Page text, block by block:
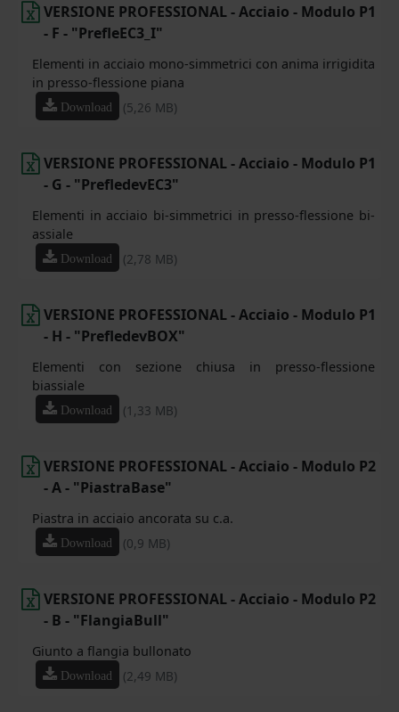
VERSIONE PROFESSIONAL - Acciaio - Modulo P1
- F - "PrefleEC3_I"
Elementi in acciaio mono-simmetrici con anima irrigidita
in presso-flessione piana
Download (5,26 MB)
VERSIONE PROFESSIONAL - Acciaio - Modulo P1
- G - "PrefledevEC3"
Elementi in acciaio bi-simmetrici in presso-flessione bi-
assiale
Download (2,78 MB)
VERSIONE PROFESSIONAL - Acciaio - Modulo P1
- H - "PrefledevBOX"
Elementi con sezione chiusa in presso-flessione
biassiale
Download (1,33 MB)
VERSIONE PROFESSIONAL - Acciaio - Modulo P2
- A - "PiastraBase"
Piastra in acciaio ancorata su c.a.
Download (0,9 MB)
VERSIONE PROFESSIONAL - Acciaio - Modulo P2
- B - "FlangiaBull"
Giunto a flangia bullonato
Download (2,49 MB)